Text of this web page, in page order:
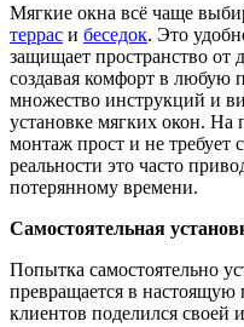
Мягкие окна всё чаще
террас и беседок. Это
защищает пространство от
создавая комфорт в любую
множество инструкций и
установке мягких окон. На
монтаж прост и не требует
реальности это часто
потерянному времени.
Самостоятельная
Попытка самостоятельно
превращается в
клиентов поделился своей